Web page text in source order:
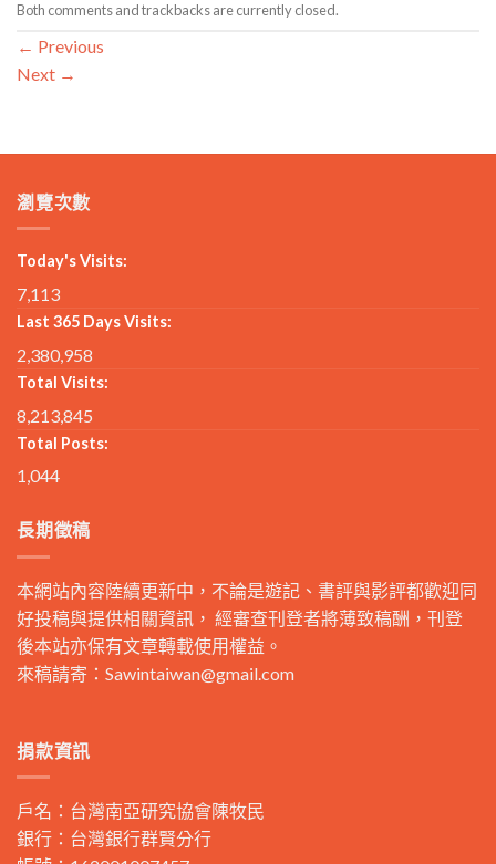
Both comments and trackbacks are currently closed.
← Previous
Next →
瀏覽次數
Today's Visits:
7,113
Last 365 Days Visits:
2,380,958
Total Visits:
8,213,845
Total Posts:
1,044
長期徵稿
本網站內容陸續更新中，不論是遊記、書評與影評都歡迎同
好投稿與提供相關資訊， 經審查刊登者將薄致稿酬，刊登
後本站亦保有文章轉載使用權益。
來稿請寄： Sawintaiwan@gmail.com
捐款資訊
戶名：台灣南亞研究協會陳牧民
銀行：台灣銀行群賢分行